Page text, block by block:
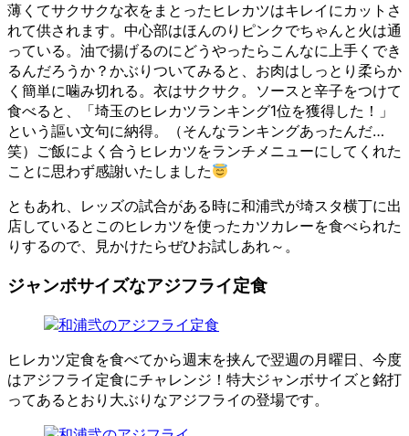
薄くてサクサクな衣をまとったヒレカツはキレイにカットさ
れて供されます。中心部はほんのりピンクでちゃんと火は通
っている。油で揚げるのにどうやったらこんなに上手くでき
るんだろうか？かぶりついてみると、お肉はしっとり柔らか
く簡単に噛み切れる。衣はサクサク。ソースと辛子をつけて
食べると、「埼玉のヒレカツランキング1位を獲得した！」
という謳い文句に納得。（そんなランキングあったんだ…
笑）ご飯によく合うヒレカツをランチメニューにしてくれた
ことに思わず感謝いたしました
ともあれ、レッズの試合がある時に和浦弐が埼スタ横丁に出
店しているとこのヒレカツを使ったカツカレーを食べられた
りするので、見かけたらぜひお試しあれ～。
ジャンボサイズなアジフライ定食
ヒレカツ定食を食べてから週末を挟んで翌週の月曜日、今度
はアジフライ定食にチャレンジ！特大ジャンボサイズと銘打
ってあるとおり大ぶりなアジフライの登場です。